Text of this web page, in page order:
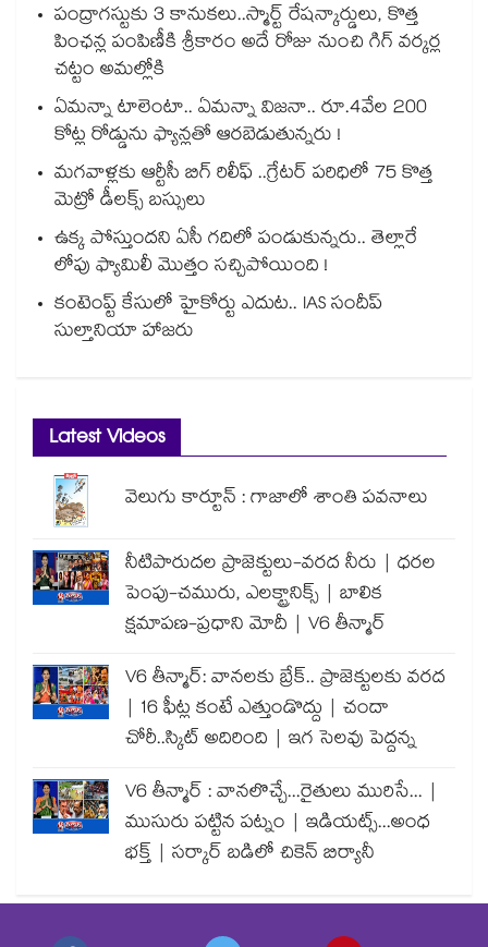
పంద్రాగస్టుకు 3 కానుకలు..స్మార్ట్ రేషన్కార్డులు, కొత్త
పింఛన్ల పంపిణీకి శ్రీకారం అదే రోజు నుంచి గిగ్ వర్కర్ల
చట్టం అమల్లోకి
ఏమన్నా టాలెంటా.. ఏమన్నా విజనా.. రూ.4వేల 200
కోట్ల రోడ్డును ఫ్యాన్లతో ఆరబెడుతున్నరు !
మగవాళ్లకు ఆర్టీసీ బిగ్ రిలీఫ్ ..గ్రేటర్ పరిధిలో 75 కొత్త
మెట్రో డీలక్స్ బస్సులు
ఉక్క పోస్తుందని ఏసీ గదిలో పండుకున్నరు.. తెల్లారే
లోపు ఫ్యామిలీ మొత్తం సచ్చిపోయింది !
కంటెంప్ట్ కేసులో హైకోర్టు ఎదుట.. IAS సందీప్
సుల్తానియా హాజరు
Latest Videos
వెలుగు కార్టూన్ : గాజాలో శాంతి పవనాలు
నీటిపారుదల ప్రాజెక్టులు-వరద నీరు | ధరల
పెంపు-చమురు, ఎలక్ట్రానిక్స్ | బాలిక
క్షమాపణ-ప్రధాని మోదీ | V6 తీన్మార్
V6 తీన్మార్: వానలకు బ్రేక్.. ప్రాజెక్టులకు వరద
| 16 ఫీట్ల కంటే ఎత్తుండొద్దు | చందా
చోరీ..స్కిట్ అదిరింది | ఇగ సెలవు పెద్దన్న
V6 తీన్మార్ : వానలొచ్చే...రైతులు మురిసే... |
ముసురు పట్టిన పట్నం | ఇడియట్స్...అంధ
భక్త్ | సర్కార్ బడిలో చికెన్ బిర్యానీ